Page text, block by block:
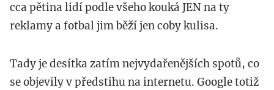
cca pětina lidí podle všeho kouká JEN na ty
reklamy a fotbal jim běží jen coby kulisa.
Tady je desítka zatím nejvydařenějších spotů, co
se objevily v předstihu na internetu. Google totiž